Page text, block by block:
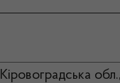
Кіровоградська